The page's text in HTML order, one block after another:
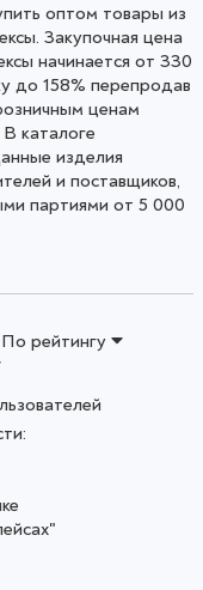
оптом товары из
Закупочная цена
начинается от 330
до 158% перепродав
ценам
каталоге
изделия
и поставщиков,
партиями от 5 000
По рейтингу